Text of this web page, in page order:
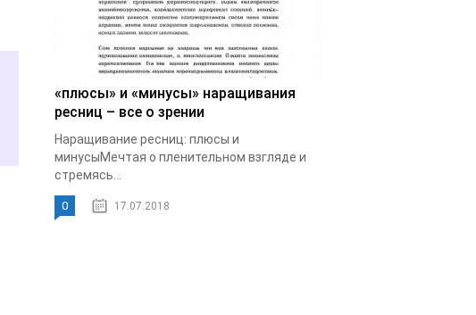
«плюсы» и «минусы» наращивания
ресниц – все о зрении
Наращивание ресниц: плюсы и
минусыМечтая о пленительном взгляде и
стремясь...
0 17.07.2018